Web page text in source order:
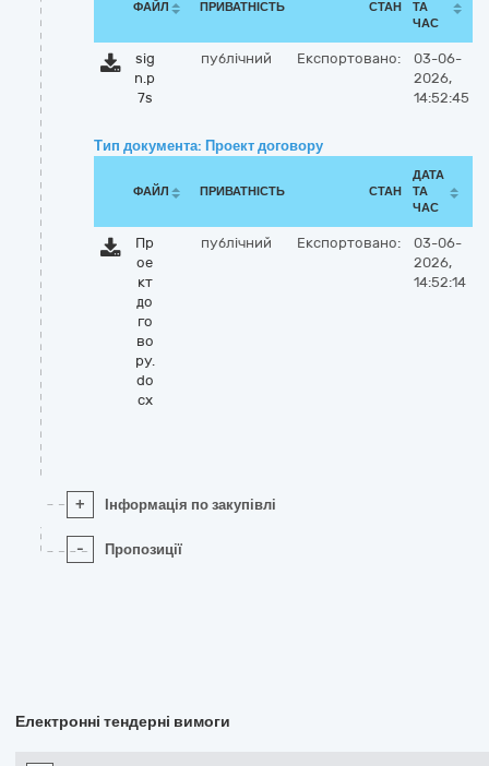
ФАЙЛ ПРИВАТНІСТЬ СТАН
ТА
ЧАС
sig
n.p
7s
публічний Експортовано:
03-06-
2026,
14:52:45
Тип документа: Проект договору
ФАЙЛ ПРИВАТНІСТЬ СТАН
ДАТА
ТА
ЧАС
Пр
ое
кт
до
го
во
ру.
do
cx
публічний Експортовано:
03-06-
2026,
14:52:14
+ Інформація по закупівлі
- Пропозиції
Електронні тендерні вимоги